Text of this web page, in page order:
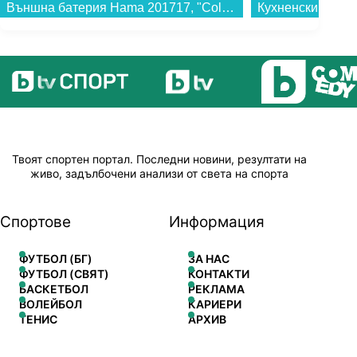
Външна батерия Hama 201717, "Colour 20" червена 20000 mAh...
Твоят спортен портал. Последни новини, резултати на
живо, задълбочени анализи от света на спорта
Спортове
ФУТБОЛ (БГ)
ФУТБОЛ (СВЯТ)
БАСКЕТБОЛ
ВОЛЕЙБОЛ
ТЕНИС
Информация
ЗА НАС
КОНТАКТИ
РЕКЛАМА
КАРИЕРИ
АРХИВ